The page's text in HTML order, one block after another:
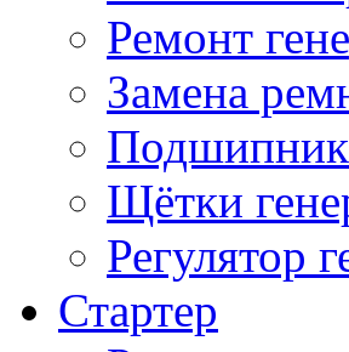
Ремонт
Замена
Подшипник
Щётки
Регулятор
Стартер